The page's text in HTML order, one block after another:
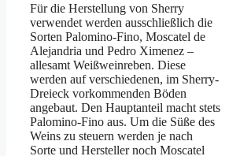
Für die Herstellung von Sherry
verwendet werden ausschließlich die
Sorten Palomino-Fino, Moscatel de
Alejandria und Pedro Ximenez –
allesamt Weißweinreben. Diese
werden auf verschiedenen, im Sherry-
Dreieck vorkommenden Böden
angebaut. Den Hauptanteil macht stets
Palomino-Fino aus. Um die Süße des
Weins zu steuern werden je nach
Sorte und Hersteller noch Moscatel